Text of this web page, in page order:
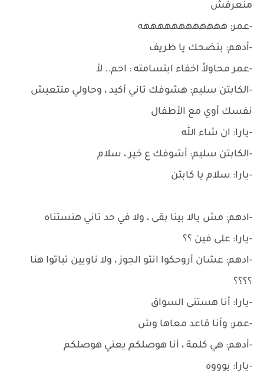
منعرفش
-عمر: ههههههههههههه
-أدهم: بتضحك يا ظريف
-عمر محاولاً اخفاء ابتسامته : احم.. لأ
-الكابتن سليم: هشوفك تاني أكيد ، وحاولي متتعيش
نفسك أوي مع الأطفال
-يارا: ان شاء الله
-الكابتن سليم: أشوفك ع خير ، سلام
-يارا: سلام يا كابتن
-ادهم: مش يالا بينا بقى ، ولا في حد تاني هنستناه
-يارا: على فين ؟؟
-ادهم: عشان أروحكوا انتو الجوز ، ولا ناويين تباتوا هنا
؟؟؟؟
-يارا: أنا هستنى السواق
-عمر: وأنا قاعد معاها وش
-أدهم: هي كلمة ، أنا هوصلكم يعني هوصلكم
-يارا: يوووه